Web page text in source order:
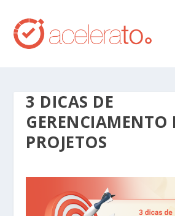
3 DICAS DE
GERENCIAMENTO
PROJETOS